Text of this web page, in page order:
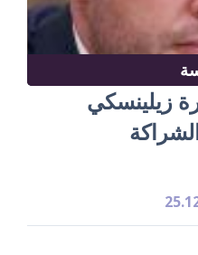
زيلينسكي